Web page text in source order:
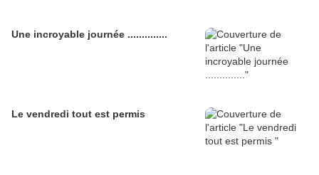
Une incroyable journée ..............
Le vendredi tout est permis